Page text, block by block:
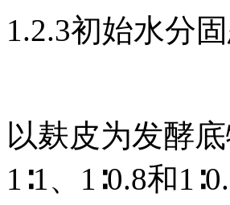
1.2.3初始水分
以麸皮为发酵
1∶1、1∶0.8和